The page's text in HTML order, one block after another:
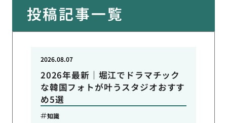
投稿記事一覧
2026年最新｜堀江でドラマチック
な韓国フォトが叶うスタジオおすす
め5選
2026.08.07
知識